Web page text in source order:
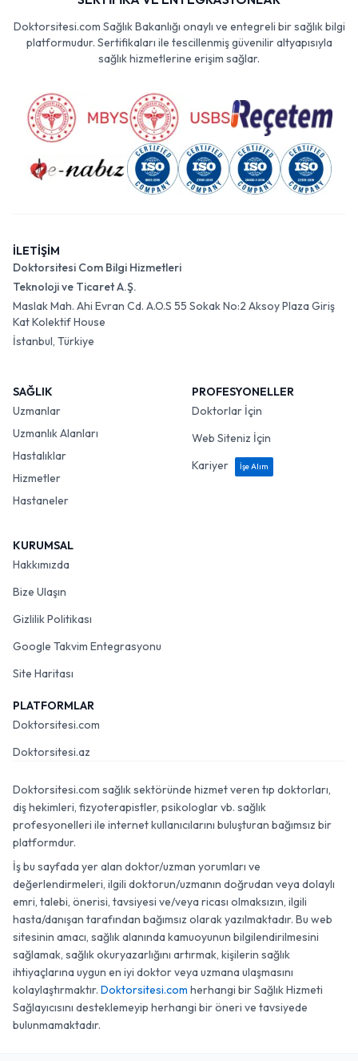
Doktorsitesi.com Sağlık Bakanlığı onaylı ve entegreli bir sağlık bilgi
platformudur. Sertifikaları ile tescillenmiş güvenilir altyapısıyla
sağlık hizmetlerine erişim sağlar.
İLETİŞİM
Doktorsitesi Com Bilgi Hizmetleri
Teknoloji ve Ticaret A.Ş.
Maslak Mah. Ahi Evran Cd. A.O.S 55 Sokak No:2 Aksoy Plaza Giriş
Kat Kolektif House
İstanbul, Türkiye
SAĞLIK
Uzmanlar
Uzmanlık Alanları
Hastalıklar
Hizmetler
Hastaneler
PROFESYONELLER
Doktorlar İçin
Web Siteniz İçin
Kariyer
İşe Alım
KURUMSAL
Hakkımızda
Bize Ulaşın
Gizlilik Politikası
Google Takvim Entegrasyonu
Site Haritası
PLATFORMLAR
Doktorsitesi.com
Doktorsitesi.az
Doktorsitesi.com sağlık sektöründe hizmet veren tıp doktorları,
diş hekimleri, fizyoterapistler, psikologlar vb. sağlık
profesyonelleri ile internet kullanıcılarını buluşturan bağımsız bir
platformdur.
İş bu sayfada yer alan doktor/uzman yorumları ve
değerlendirmeleri, ilgili doktorun/uzmanın doğrudan veya dolaylı
emri, talebi, önerisi, tavsiyesi ve/veya ricası olmaksızın, ilgili
hasta/danışan tarafından bağımsız olarak yazılmaktadır. Bu web
sitesinin amacı, sağlık alanında kamuoyunun bilgilendirilmesini
sağlamak, sağlık okuryazarlığını artırmak, kişilerin sağlık
ihtiyaçlarına uygun en iyi doktor veya uzmana ulaşmasını
kolaylaştırmaktır. Doktorsitesi.com herhangi bir Sağlık Hizmeti
Sağlayıcısını desteklemeyip herhangi bir öneri ve tavsiyede
bulunmamaktadır.